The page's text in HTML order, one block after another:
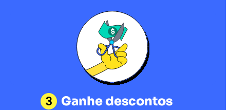
3 Ganhe descontos